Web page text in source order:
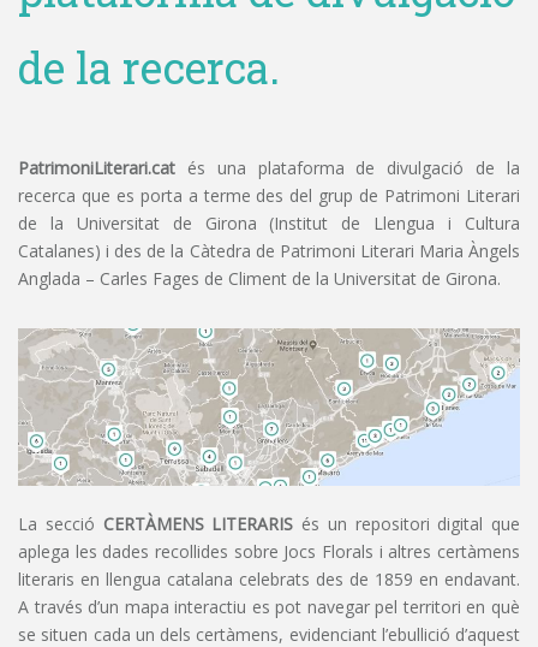
de la recerca.
PatrimoniLiterari.cat és una plataforma de divulgació de la
recerca que es porta a terme des del grup de Patrimoni Literari
de la Universitat de Girona (Institut de Llengua i Cultura
Catalanes) i des de la Càtedra de Patrimoni Literari Maria Àngels
Anglada – Carles Fages de Climent de la Universitat de Girona.
La secció CERTÀMENS LITERARIS és un repositori digital que
aplega les dades recollides sobre Jocs Florals i altres certàmens
literaris en llengua catalana celebrats des de 1859 en endavant.
A través d’un mapa interactiu es pot navegar pel territori en què
se situen cada un dels certàmens, evidenciant l’ebullició d’aquest